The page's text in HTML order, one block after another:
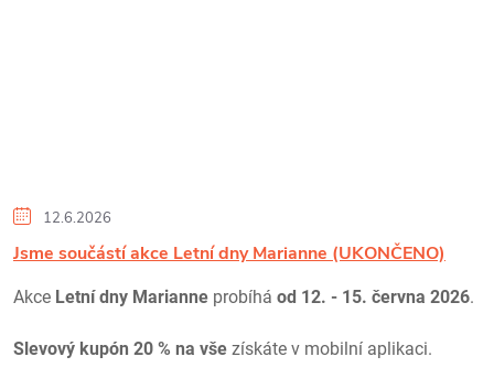
12.6.2026
Jsme součástí akce Letní dny Marianne (UKONČENO)
Akce Letní dny Marianne probíhá od 12. - 15. června 2026.
Slevový kupón 20 % na vše získáte v mobilní aplikaci.